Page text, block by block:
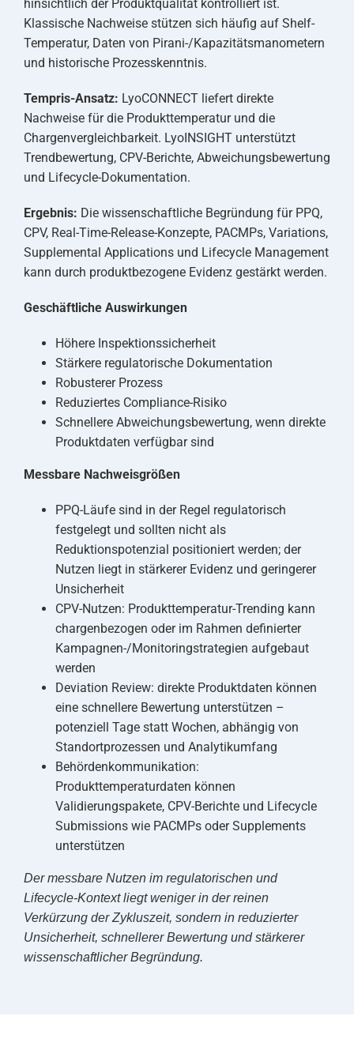
hinsichtlich der Produktqualität kontrolliert ist.
Klassische Nachweise stützen sich häufig auf Shelf-
Temperatur, Daten von Pirani-/Kapazitätsmanometern
und historische Prozesskenntnis.
Tempris-Ansatz: LyoCONNECT liefert direkte
Nachweise für die Produkttemperatur und die
Chargenvergleichbarkeit. LyoINSIGHT unterstützt
Trendbewertung, CPV-Berichte, Abweichungsbewertung
und Lifecycle-Dokumentation.
Ergebnis: Die wissenschaftliche Begründung für PPQ,
CPV, Real-Time-Release-Konzepte, PACMPs, Variations,
Supplemental Applications und Lifecycle Management
kann durch produktbezogene Evidenz gestärkt werden.
Geschäftliche Auswirkungen
Höhere Inspektionssicherheit
Stärkere regulatorische Dokumentation
Robusterer Prozess
Reduziertes Compliance-Risiko
Schnellere Abweichungsbewertung, wenn direkte
Produktdaten verfügbar sind
Messbare Nachweisgrößen
PPQ-Läufe sind in der Regel regulatorisch
festgelegt und sollten nicht als
Reduktionspotenzial positioniert werden; der
Nutzen liegt in stärkerer Evidenz und geringerer
Unsicherheit
CPV-Nutzen: Produkttemperatur-Trending kann
chargenbezogen oder im Rahmen definierter
Kampagnen-/Monitoringstrategien aufgebaut
werden
Deviation Review: direkte Produktdaten können
eine schnellere Bewertung unterstützen –
potenziell Tage statt Wochen, abhängig von
Standortprozessen und Analytikumfang
Behördenkommunikation:
Produkttemperaturdaten können
Validierungspakete, CPV-Berichte und Lifecycle
Submissions wie PACMPs oder Supplements
unterstützen
Der messbare Nutzen im regulatorischen und
Lifecycle-Kontext liegt weniger in der reinen
Verkürzung der Zykluszeit, sondern in reduzierter
Unsicherheit, schnellerer Bewertung und stärkerer
wissenschaftlicher Begründung.